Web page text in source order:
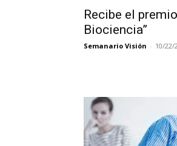
Recibe el
Biociencia”
Semanario Visión - 10/22/